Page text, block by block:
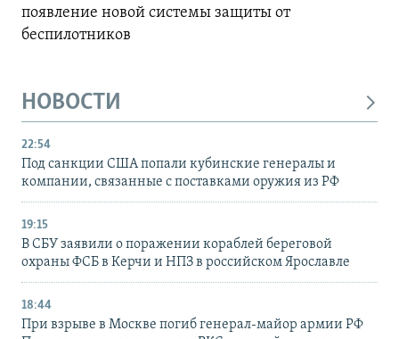
появление новой системы защиты от
беспилотников
НОВОСТИ
22:54
Под санкции США попали кубинские генералы и
компании, связанные с поставками оружия из РФ
19:15
В СБУ заявили о поражении кораблей береговой
охраны ФСБ в Керчи и НПЗ в российском Ярославле
18:44
При взрыве в Москве погиб генерал-майор армии РФ